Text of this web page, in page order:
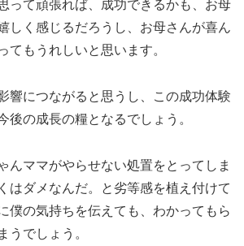
って頑張れば、成功できるかも、お母
しく感じるだろうし、お母さんが喜ん
てもうれしいと思います。
響につながると思うし、この成功体験
後の成長の糧となるでしょう。
んママがやらせない処置をとってしま
はダメなんだ。と劣等感を植え付けて
僕の気持ちを伝えても、わかってもら
うでしょう。